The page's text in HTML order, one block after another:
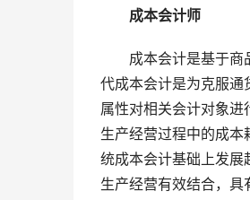
成本会计师
成本会计是基于商品
代成本会计是为克服通
属性对相关会计对象
生产经营过程中的成
统成本会计基础上发展
生产经营有效结合，具